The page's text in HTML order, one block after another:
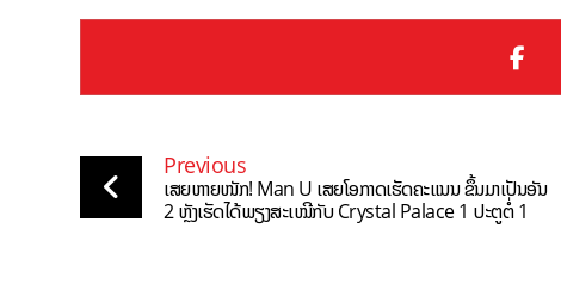
Previous
ເສຍຫາຍໜັກ! Man U ເສຍໂອກາດເຮັດຄະແນນ ຂຶ້ນມາເປັນອັນ
2 ຫຼັງເຮັດໄດ້ພຽງສະເໝີກັບ Crystal Palace 1 ປະຕູຕໍ່ 1